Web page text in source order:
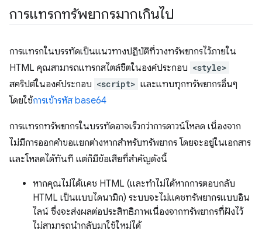
การแทรกทรัพยากรมากเกินไป
การแทรกในบรรทัดเป็นแนวทางปฏิบัติที่วางทรัพยากรไว้ภายใน
HTML คุณสามารถแทรกสไตล์ชีตในองค์ประกอบ <style>
สคริปต์ในองค์ประกอบ <script> และแทบทุกทรัพยากรอื่นๆ
โดยใช้การเข้ารหัส base64
การแทรกทรัพยากรในบรรทัดอาจเร็วกว่าการดาวน์โหลด เนื่องจาก
ไม่มีการออกคำขอแยกต่างหากสำหรับทรัพยากร โดยจะอยู่ในเอกสาร
และโหลดได้ทันที แต่ก็มีข้อเสียที่สำคัญดังนี้
หากคุณไม่ได้แคช HTML (และทำไม่ได้หากการตอบกลับ
HTML เป็นแบบไดนามิก) ระบบจะไม่แคชทรัพยากรแบบอิน
ไลน์ ซึ่งจะส่งผลต่อประสิทธิภาพเนื่องจากทรัพยากรที่ฝังไว้
ไม่สามารถนำกลับมาใช้ใหม่ได้